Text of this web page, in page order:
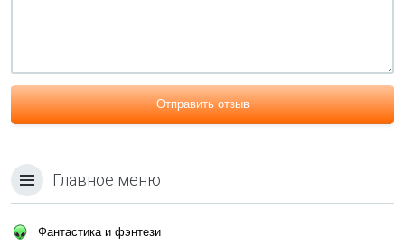
Отправить отзыв
Главное меню
Фантастика и фэнтези